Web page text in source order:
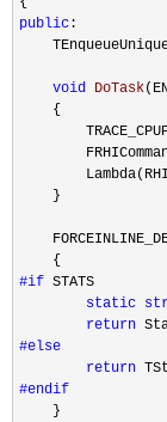
public :
void DoTask
    {
    }
#if STATS
static
return
#else
return
#endif
    }